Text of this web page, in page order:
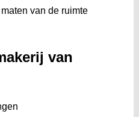
van de ruimte
van